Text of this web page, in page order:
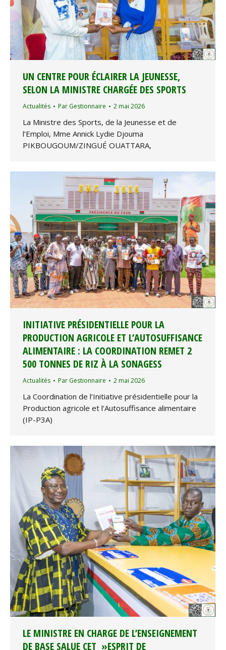
UN CENTRE POUR ÉCLAIRER LA JEUNESSE,
SELON LA MINISTRE CHARGÉE DES SPORTS
Actualités Par Gestionnaire 2 mai 2026
La Ministre des Sports, de la Jeunesse et de
l’Emploi, Mme Annick Lydie Djouma
PIKBOUGOUM/ZINGUÉ OUATTARA,
INITIATIVE PRÉSIDENTIELLE POUR LA
PRODUCTION AGRICOLE ET L’AUTOSUFFISANCE
ALIMENTAIRE : LA COORDINATION REMET 2
500 TONNES DE RIZ À LA SONAGESS
Actualités Par Gestionnaire 2 mai 2026
La Coordination de l’Initiative présidentielle pour la
Production agricole et l’Autosuffisance alimentaire
(IP-P3A)
LE MINISTRE EN CHARGE DE L’ENSEIGNEMENT
DE BASE SALUE CET »ESPRIT DE